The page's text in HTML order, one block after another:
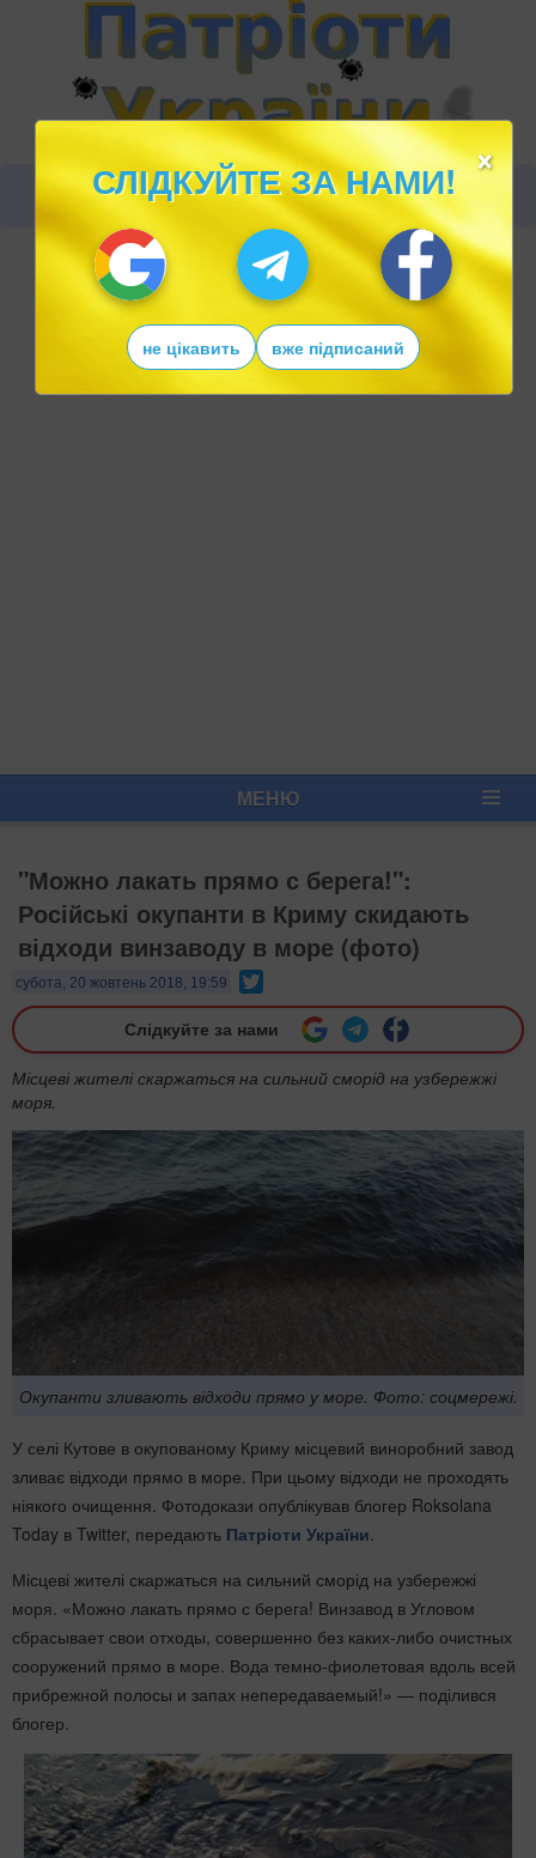
МЕНЮ
"Можно лакать прямо с берега!":
Російські окупанти в Криму скидають
відходи винзаводу в море (фото)
субота, 20 жовтень 2018, 19:59
Слідкуйте за нами
Місцеві жителі скаржаться на сильний сморід на узбережжі
моря.
Окупанти зливають відходи прямо у море. Фото: соцмережі.
У селі Кутове в окупованому Криму місцевий виноробний завод
зливає відходи прямо в море. При цьому відходи не проходять
ніякого очищення. Фотодокази опублікував блогер Roksolana
Today в Twitter, передають Патріоти України.
Місцеві жителі скаржаться на сильний сморід на узбережжі
моря. «Можно лакать прямо с берега! Винзавод в Угловом
сбрасывает свои отходы, совершенно без каких-либо очистных
сооружений прямо в море. Вода темно-фиолетовая вдоль всей
прибрежной полосы и запах непередаваемый!» ― поділився
блогер.
×
СЛІДКУЙТЕ ЗА НАМИ!
не цікавить вже підписаний